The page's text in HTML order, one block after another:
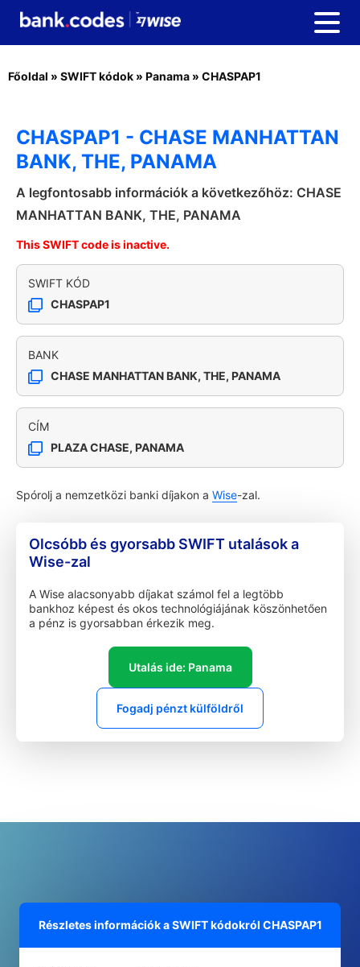
Főoldal » SWIFT kódok » Panama » CHASPAP1
CHASPAP1 - CHASE MANHATTAN
BANK, THE, PANAMA
A legfontosabb információk a következőhöz: CHASE
MANHATTAN BANK, THE, PANAMA
This SWIFT code is inactive.
SWIFT KÓD
CHASPAP1
BANK
CHASE MANHATTAN BANK, THE, PANAMA
CÍM
PLAZA CHASE, PANAMA
Spórolj a nemzetközi banki díjakon a Wise-zal.
Olcsóbb és gyorsabb SWIFT utalások a
Wise-zal
A Wise alacsonyabb díjakat számol fel a legtöbb
bankhoz képest és okos technológiájának köszönhetően
a pénz is gyorsabban érkezik meg.
Utalás ide: Panama
Fogadj pénzt külföldről
Részletes információk a SWIFT kódokról CHASPAP1